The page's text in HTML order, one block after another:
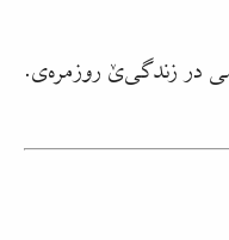
در زندگی‌یٚ روزمره‌ی.